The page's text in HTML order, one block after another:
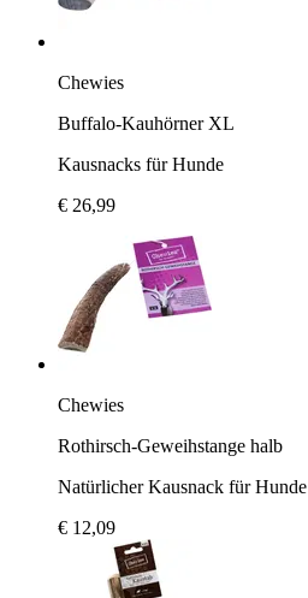
Chewies
Buffalo-Kauhörner XL
Kausnacks für Hunde
€ 26,99
Chewies
Rothirsch-Geweihstange halb
Natürlicher Kausnack für Hunde
€ 12,09